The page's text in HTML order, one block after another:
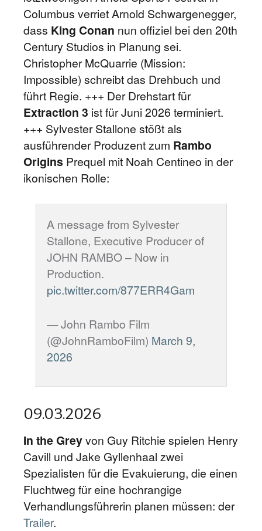
Columbus verriet Arnold Schwargenegger,
dass King Conan nun offiziel bei den 20th
Century Studios in Planung sei.
Christopher McQuarrie (Mission:
Impossible) schreibt das Drehbuch und
führt Regie. +++ Der Drehstart für
Extraction 3 ist für Juni 2026 terminiert.
+++ Sylvester Stallone stößt als
ausführender Produzent zum Rambo
Origins Prequel mit Noah Centineo in der
ikonischen Rolle:
A message from Sylvester
Stallone, Executive Producer of
JOHN RAMBO – Now in
Production.
pic.twitter.com/877ERR4Gam
— John Rambo Film
(@JohnRamboFilm) March 9,
2026
09.03.2026
In the Greyvon Guy Ritchie spielen Henry
Cavill und Jake Gyllenhaal zwei
Spezialisten für die Evakuierung, die einen
Fluchtweg für eine hochrangige
Verhandlungsführerin planen müssen: der
Trailer.